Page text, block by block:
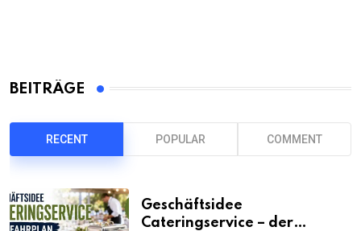
BEITRÄGE
RECENT POPULAR COMMENT
Geschäftsidee
Cateringservice – der